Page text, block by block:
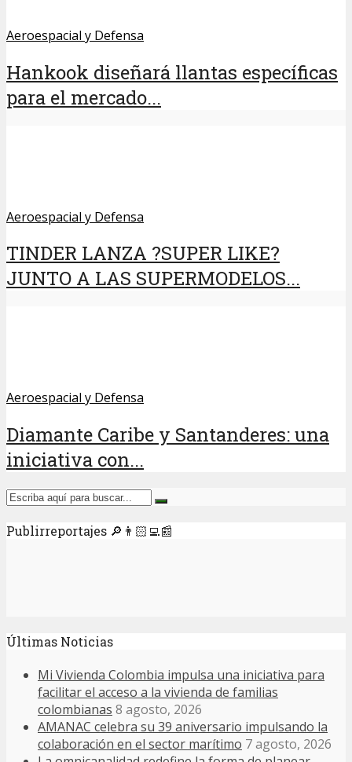
Aeroespacial y Defensa
Hankook diseñará llantas específicas
para el mercado...
Aeroespacial y Defensa
TINDER LANZA ?SUPER LIKE?
JUNTO A LAS SUPERMODELOS...
Aeroespacial y Defensa
Diamante Caribe y Santanderes: una
iniciativa con...
Publirreportajes 🔎👨🏻‍💻📰
Últimas Noticias
Mi Vivienda Colombia impulsa una iniciativa para
facilitar el acceso a la vivienda de familias
colombianas 8 agosto, 2026
AMANAC celebra su 39 aniversario impulsando la
colaboración en el sector marítimo 7 agosto, 2026